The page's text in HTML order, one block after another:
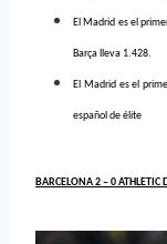
El Madrid es el
Barça lleva 1.428.
El Madrid es el
español de élite
BARCELONA 2 – 0 ATHLETIC